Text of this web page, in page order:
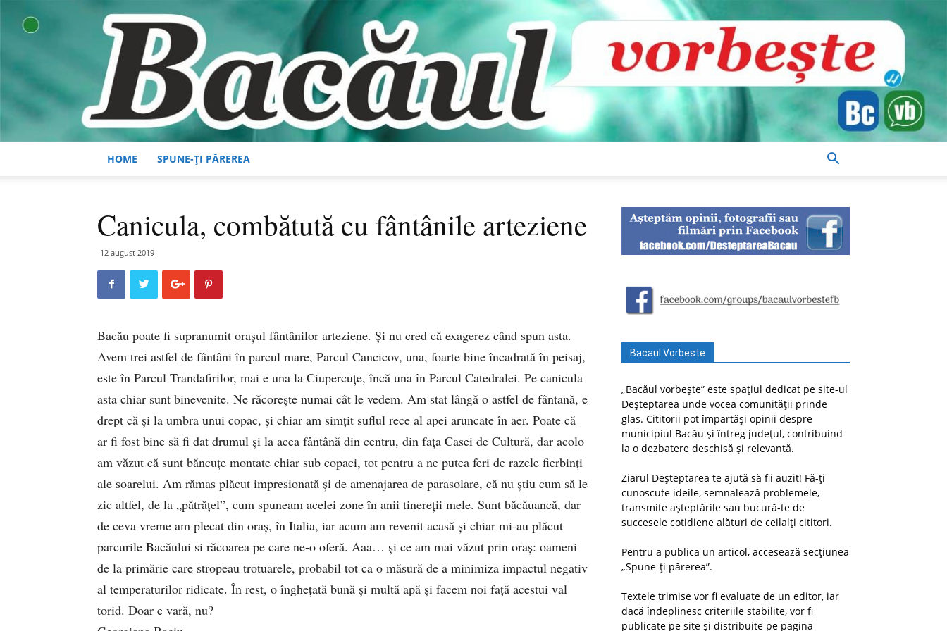
HOME SPUNE-ȚI PĂREREA
Canicula, combătută cu fântânile arteziene
12 august 2019
Bacău poate fi supranumit orașul fântânilor arteziene. Și nu cred că exagerez când spun asta.
Avem trei astfel de fântâni în parcul mare, Parcul Cancicov, una, foarte bine încadrată în peisaj,
este în Parcul Trandafirilor, mai e una la Ciupercuțe, încă una în Parcul Catedralei. Pe canicula
asta chiar sunt binevenite. Ne răcorește numai cât le vedem. Am stat lângă o astfel de fântană, e
drept că și la umbra unui copac, și chiar am simțit suflul rece al apei aruncate în aer. Poate că
ar fi fost bine să fi dat drumul și la acea fântână din centru, din fața Casei de Cultură, dar acolo
am văzut că sunt băncuțe montate chiar sub copaci, tot pentru a ne putea feri de razele fierbinți
ale soarelui. Am rămas plăcut impresionată și de amenajarea de parasolare, că nu știu cum să le
zic altfel, de la „pătrățel”, cum spuneam acelei zone în anii tinereții mele. Sunt băcăuancă, dar
de ceva vreme am plecat din oraș, în Italia, iar acum am revenit acasă și chiar mi-au plăcut
parcurile Bacăului si răcoarea pe care ne-o oferă. Aaa… și ce am mai văzut prin oraș: oameni
de la primărie care stropeau trotuarele, probabil tot ca o măsură de a minimiza impactul negativ
al temperaturilor ridicate. În rest, o înghețată bună și multă apă și facem noi față acestui val
torid. Doar e vară, nu?
Bacaul Vorbeste
„Bacăul vorbește” este spațiul dedicat pe site-ul
Deșteptarea unde vocea comunității prinde
glas. Cititorii pot împărtăși opinii despre
municipiul Bacău și întreg județul, contribuind
la o dezbatere deschisă și relevantă.
Ziarul Deșteptarea te ajută să fii auzit! Fă-ți
cunoscute ideile, semnalează problemele,
transmite așteptările sau bucură-te de
succesele cotidiene alături de ceilalți cititori.
Pentru a publica un articol, accesează secțiunea
„Spune-ți părerea”.
Textele trimise vor fi evaluate de un editor, iar
dacă îndeplinesc criteriile stabilite, vor fi
publicate pe site și distribuite pe pagina